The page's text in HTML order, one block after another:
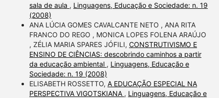
sala de aula , Linguagens, Educação e Sociedade: n. 19
(2008)
ANA LÚCIA GOMES CAVALCANTE NETO , ANA RITA
FRANCO DO REGO , MONICA LOPES FOLENA ARAÚJO
, ZÉLIA MARIA SPARES JÓFILI, CONSTRUTIVISMO E
ENSINO DE CIÊNCIAS: descobrindo caminhos a partir
da educação ambiental , Linguagens, Educação e
Sociedade: n. 19 (2008)
ELISABETH ROSSETTO, A EDUCAÇÃO ESPECIAL NA
PERSPECTIVA VIGOTSKIANA , Linguagens, Educação e